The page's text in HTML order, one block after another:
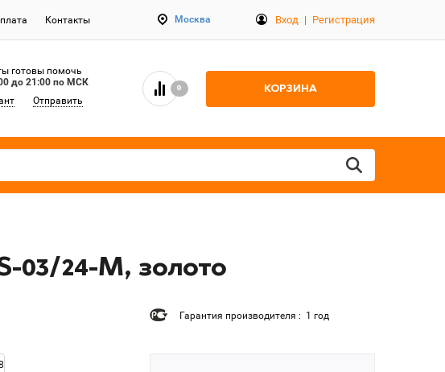
Контакты Москва Вход | Регистрация
готовы помочь
до 21:00 по МСК
Отправить
0 КОРЗИНА
03/24-M, золото
Гарантия производителя : 1 год